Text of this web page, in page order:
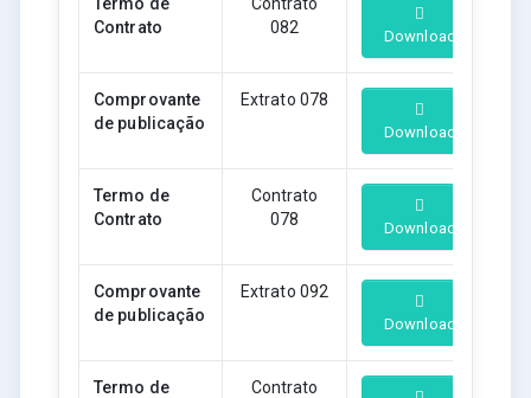
Contrato
082
Download
Comprovante
de publicação
Extrato 078
Download
Termo de
Contrato
Contrato
078
Download
Comprovante
de publicação
Extrato 092
Download
Termo de
Contrato